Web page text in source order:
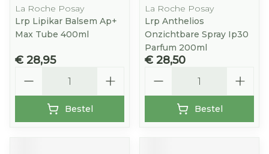
La Roche Posay
Lrp Lipikar Balsem Ap+
Max Tube 400ml
€ 28,95
Bestel
La Roche Posay
Lrp Anthelios
Onzichtbare Spray Ip30
Parfum 200ml
€ 28,50
Bestel